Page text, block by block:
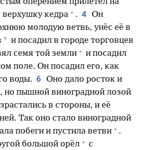
оперением прилетел на
верхушку кедра + . 4 Он
молодую ветвь, унёс её в
* и посадил в городе торговцев
семя той земли + и посадил
поле. Он посадил его, как
воды. 6 Оно дало росток и
но пышной виноградной лозой
в стороны, и её
Так оно стало виноградной
побеги и пустила ветви + .
большой орёл + с